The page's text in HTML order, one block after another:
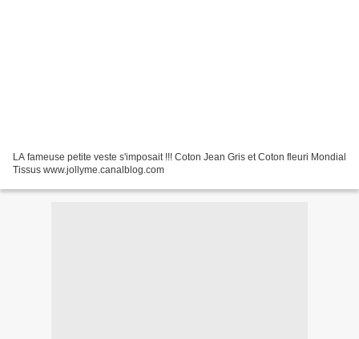
LA fameuse petite veste s'imposait !!! Coton Jean Gris et Coton fleuri Mondial
Tissus www.jollyme.canalblog.com